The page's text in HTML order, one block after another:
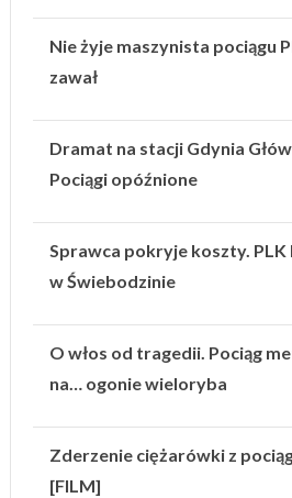
Nie żyje maszynista pociągu
zawał
Dramat na stacji Gdynia
Pociągi opóźnione
Sprawca pokryje koszty.
w Świebodzinie
O włos od tragedii. Pociąg
na… ogonie wieloryba
Zderzenie ciężarówki z
[FILM]